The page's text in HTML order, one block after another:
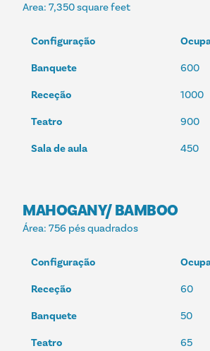
Area: 7,350 square feet
Configuração
Banquete
600
Receção
1000
Teatro
900
Sala de aula
450
MAHOGANY/ BAMBOO
Área: 756 pés quadrados
Configuração
Receção
60
Banquete
50
Teatro
65